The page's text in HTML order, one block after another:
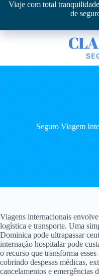
Pular
conteúdo
Viaje com total
de
Seguro Viagem
Viagens internacionais
logística e transporte. Uma
Dominica pode ultrapassar
internação hospitalar pode
o recurso que transforma
cobrindo despesas médicas,
cancelamentos e emergências